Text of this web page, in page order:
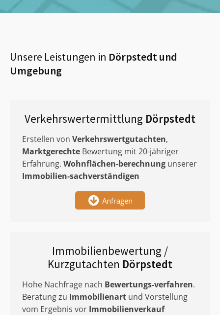
Unsere Leistungen in Dörpstedtund
Umgebung
Verkehrswertermittlung Dörpstedt
Erstellen von Verkehrswertgutachten,
Marktgerechte Bewertung mit 20-jähriger
Erfahrung. Wohnflächen-berechnung unserer
Immobilien-sachverständigen
Anfragen
Immobilienbewertung /
Kurzgutachten Dörpstedt
Hohe Nachfrage nach Bewertungs-verfahren.
Beratung zu Immobilienart und Vorstellung
vom Ergebnis vor Immobilienverkauf